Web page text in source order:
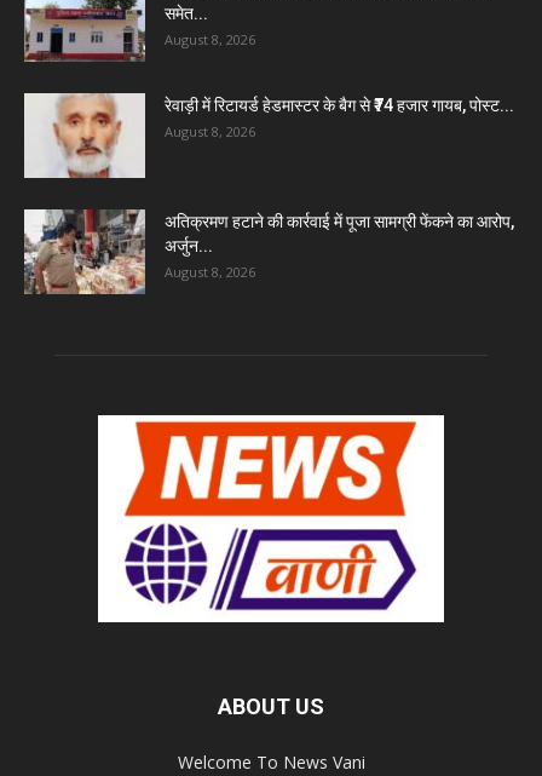
समेत...
August 8, 2026
रेवाड़ी में रिटायर्ड हेडमास्टर के बैग से ₹74 हजार गायब, पोस्ट...
August 8, 2026
अतिक्रमण हटाने की कार्रवाई में पूजा सामग्री फेंकने का आरोप,
अर्जुन...
August 8, 2026
ABOUT US
Welcome To News Vani